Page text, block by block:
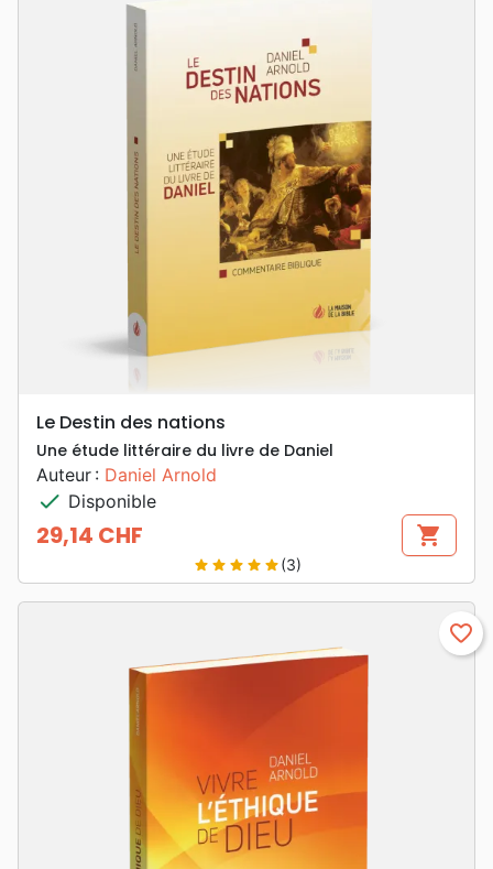
Le Destin des nations
Une étude littéraire du livre de Daniel
Auteur : Daniel Arnold
check Disponible
Prix
29,14 CHF shopping_cart
star star star star star(3)
favorite_border